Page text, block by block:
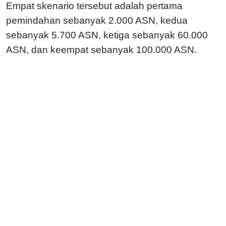
Empat skenario tersebut adalah pertama
pemindahan sebanyak 2.000 ASN, kedua
sebanyak 5.700 ASN, ketiga sebanyak 60.000
ASN, dan keempat sebanyak 100.000 ASN.